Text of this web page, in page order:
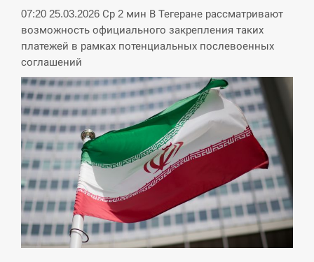
СЕРПЕНЬ
Пытки военнообязанного на
тюрьма
СЕРПЕНЬ
15:10
Іспанія попросила партнерів не
критикувати Марокко через міграційну
кризу –…
СЕРПЕНЬ
РФ провела новий раунд таємних
07:20 25.03.2026 Ср 2 мин В Тегеране рассматривают
возможность официального закрепления таких
платежей в рамках потенциальных послевоенных
соглашений